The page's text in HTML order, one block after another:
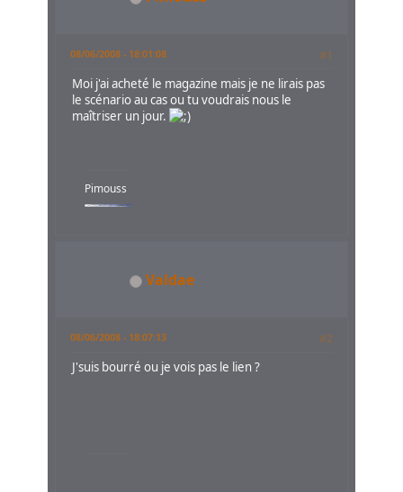
08/06/2008 - 18:01:08 #1
Moi j'ai acheté le magazine mais je ne lirais pas
le scénario au cas ou tu voudrais nous le
maîtriser un jour.
Pimouss
Valdae
08/06/2008 - 18:07:13 #2
J'suis bourré ou je vois pas le lien ?